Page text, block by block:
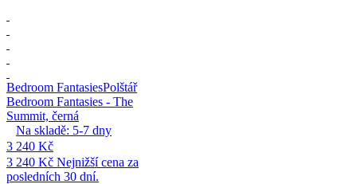
Bedroom FantasiesPolštář
Bedroom Fantasies - The
Summit, černá
Na skladě: 5-7 dny
3 240 Kč
3 240 Kč Nejnižší cena za
posledních 30 dní.